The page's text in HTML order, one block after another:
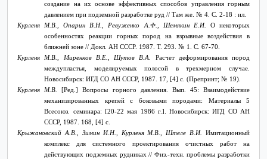
создание на их основе эффективных способов управления горным
давлением при подземной разработке руд // Там же. № 4. С. 2-18 : ил.
Курленя М.В., Опарин В.Н., Ревуженко А.Ф., Шемякин Е.И. О некоторых
особенностях реакции горных пород на взрывные воздействия в
ближней зоне // Докл. АН СССР. 1987. Т. 293. № 1. С. 67-70.
Курленя М.В., Миренков В.Е., Шутов В.А. Расчет деформирования пород
междупластья, моделируемых полосой в трехмерном случае.
Новосибирск: ИГД СО АН СССР, 1987. 17, [4] с. (Препринт; № 19).
Курленя М.В. [Ред.] Вопросы горного давления. Вып. 45: Взаимодействие
механизированных крепей с боковыми породами: Материалы 5
Всесоюз. семинара: [20-22 мая 1986 г.]. Новосибирск: ИГД СО АН
СССР, 1987. 168, [4] с.
Крыжановский А.В., Зимин И.Н., Курленя М.В., Штеле В.И. Имитационный
комплекс для системного проектирования очистных работ на
действующих подземных рудниках// Физ.-техн. проблемы разработки